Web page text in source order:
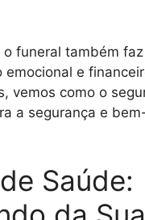
o funeral também
emocional e
vemos como o
a segurança e
Saúde: